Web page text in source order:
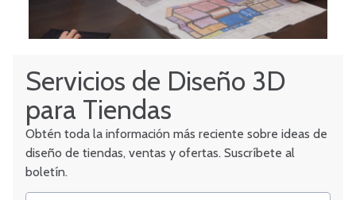
Servicios de Diseño 3D
para Tiendas
Obtén toda la información más reciente sobre ideas de
diseño de tiendas, ventas y ofertas. Suscríbete al
boletín.